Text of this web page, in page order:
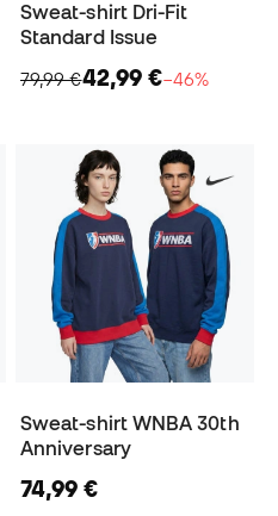
Sweat-shirt Dri-Fit
Standard Issue
79,99 €42,99 €−46%
Sweat-shirt WNBA 30th
Anniversary
74,99 €